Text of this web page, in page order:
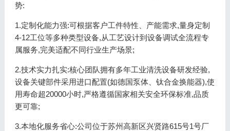
势:
1.定制化能力强:可根据客户工件特性、产能需求,量身定制
4-12工位等多种类型设备,从工艺设计到设备调试全流程专
属服务,完美适配不同行业生产场景;
2.技术实力扎实:核心团队拥有多年工业清洗设备研发经验,
设备关键部件采用进口配置(如德国泵体、钛合金换能器),使
用寿命超20000小时,严格遵循国家相关安全环保标准,品质
更可靠;
3.本地化服务省心:公司位于苏州高新区兴贤路615号1号厂